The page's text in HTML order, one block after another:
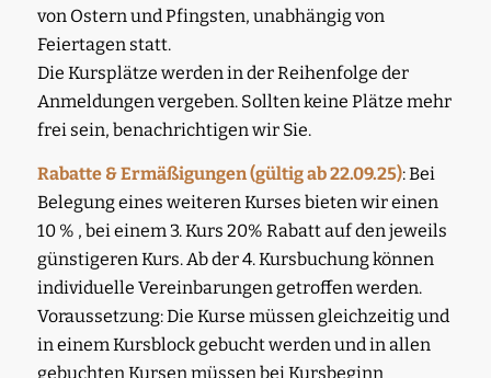
von Ostern und Pfingsten, unabhängig von
Feiertagen statt.
Die Kursplätze werden in der Reihenfolge der
Anmeldungen vergeben. Sollten keine Plätze mehr
frei sein, benachrichtigen wir Sie.
Rabatte & Ermäßigungen (gültig ab 22.09.25): Bei
Belegung eines weiteren Kurses bieten wir einen
10 % , bei einem 3. Kurs 20% Rabatt auf den jeweils
günstigeren Kurs. Ab der 4. Kursbuchung können
individuelle Vereinbarungen getroffen werden.
Voraussetzung: Die Kurse müssen gleichzeitig und
in einem Kursblock gebucht werden und in allen
gebuchten Kursen müssen bei Kursbeginn